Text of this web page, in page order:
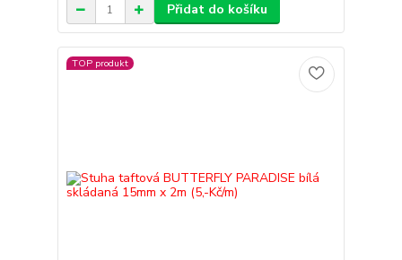
Přidat do košíku
TOP produkt